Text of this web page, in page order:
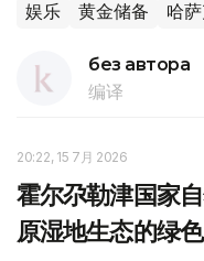
娱乐 黄金储备 哈
без автора
编译
20:22, 15 7月 2026
霍尔尕勒津国家
原湿地生态的绿